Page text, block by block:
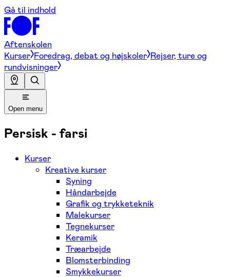
Gå til indhold
Aftenskolen
Kurser Foredrag, debat og højskoler Rejser, ture og
rundvisninger
Open menu
Persisk - farsi
Kurser
Kreative kurser
Syning
Håndarbejde
Grafik og trykketeknik
Malekurser
Tegnekurser
Keramik
Træarbejde
Blomsterbinding
Smykkekurser